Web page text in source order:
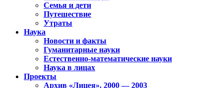
Семья и дети
Путешествие
Утраты
Наука
Новости и факты
Гуманитарные науки
Естественно-математические науки
Наука в лицах
Проекты
Архив «Лицея». 2000 — 2003